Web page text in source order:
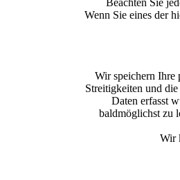
Beachten Sie
Wenn Sie eines der
Wir speichern Ihre
Streitigkeiten und
Daten erfasst
baldmöglichst zu
Wir